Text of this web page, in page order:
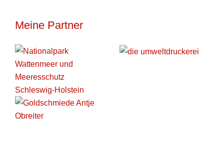
Meine Partner